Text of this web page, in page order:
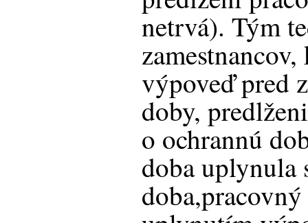
netrvá). Tým
výpoveď pred
doby,
o ochrannú
doba uplynula